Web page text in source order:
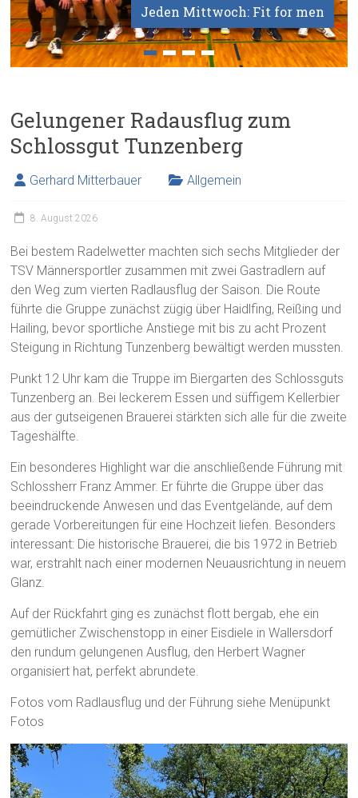
Jeden Mittwoch: Fit for men
Gelungener Radausflug zum
Schlossgut Tunzenberg
Gerhard Mitterbauer Allgemein
8. August 2026
Bei bestem Radelwetter machten sich sechs Mitglieder der
TSV Männersportler zusammen mit zwei Gastradlern auf
den Weg zum vierten Radlausflug der Saison. Die Route
führte die Gruppe zunächst zügig über Haidlfing, Reißing und
Hailing, bevor sportliche Anstiege mit bis zu acht Prozent
Steigung in Richtung Tunzenberg bewältigt werden mussten.
Punkt 12 Uhr kam die Truppe im Biergarten des Schlossguts
Tunzenberg an. Bei leckerem Essen und süffigem Kellerbier
aus der gutseigenen Brauerei stärkten sich alle für die zweite
Tageshälfte.
Ein besonderes Highlight war die anschließende Führung mit
Schlossherr Franz Ammer. Er führte die Gruppe über das
beeindruckende Anwesen und das Eventgelände, auf dem
gerade Vorbereitungen für eine Hochzeit liefen. Besonders
interessant: Die historische Brauerei, die bis 1972 in Betrieb
war, erstrahlt nach einer modernen Neuausrichtung in neuem
Glanz.
Auf der Rückfahrt ging es zunächst flott bergab, ehe ein
gemütlicher Zwischenstopp in einer Eisdiele in Wallersdorf
den rundum gelungenen Ausflug, den Herbert Wagner
organisiert hat, perfekt abrundete.
Fotos vom Radlausflug und der Führung siehe Menüpunkt
Fotos